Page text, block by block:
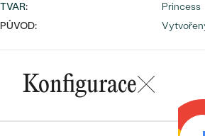
PODLE BARVY
PODLE TVARU KAMENE
NA MÍRU
náušnice
PROHLÉDNOUT
prsteny
TVAR:
Princess
PŮVOD:
Konfigurace